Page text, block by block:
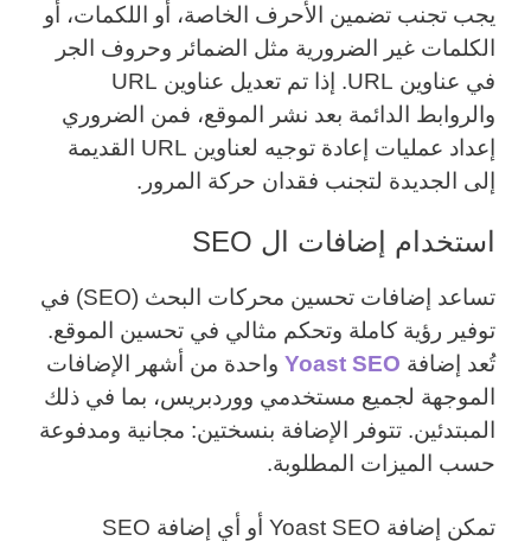
يجب تجنب تضمين الأحرف الخاصة، أو اللكمات، أو
الكلمات غير الضرورية مثل الضمائر وحروف الجر
في عناوين URL. إذا تم تعديل عناوين URL
والروابط الدائمة بعد نشر الموقع، فمن الضروري
إعداد عمليات إعادة توجيه لعناوين URL القديمة
إلى الجديدة لتجنب فقدان حركة المرور.
استخدام إضافات ال SEO
تساعد إضافات تحسين محركات البحث (SEO) في
توفير رؤية كاملة وتحكم مثالي في تحسين الموقع.
تُعد إضافة Yoast SEO واحدة من أشهر الإضافات
الموجهة لجميع مستخدمي ووردبريس، بما في ذلك
المبتدئين. تتوفر الإضافة بنسختين: مجانية ومدفوعة
حسب الميزات المطلوبة.
تمكن إضافة Yoast SEO أو أي إضافة SEO